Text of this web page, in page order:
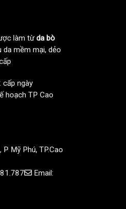
làm từda bò
da mềm mại, dẻo
ngày
hoạch TP Cao
Mỹ Phú, TP.Cao
Email: